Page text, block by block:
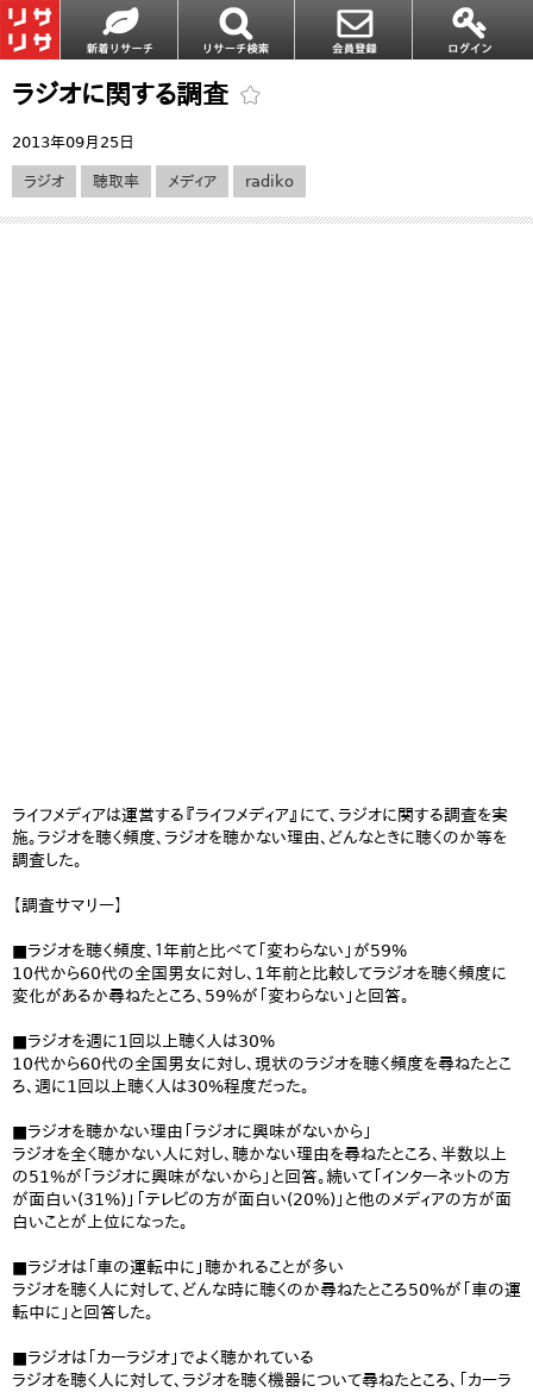
ラジオに関する調査
2013年09月25日
ラジオ 聴取率 メディア radiko
ライフメディアは運営する『ライフメディア』にて、ラジオに関する調査を実
施。ラジオを聴く頻度、ラジオを聴かない理由、どんなときに聴くのか等を
調査した。
【調査サマリー】
■ラジオを聴く頻度、１年前と比べて「変わらない」が59%
10代から60代の全国男女に対し、1年前と比較してラジオを聴く頻度に
変化があるか尋ねたところ、59%が「変わらない」と回答。
■ラジオを週に1回以上聴く人は30%
10代から60代の全国男女に対し、現状のラジオを聴く頻度を尋ねたとこ
ろ、週に1回以上聴く人は30%程度だった。
■ラジオを聴かない理由「ラジオに興味がないから」
ラジオを全く聴かない人に対し、聴かない理由を尋ねたところ、半数以上
の51%が「ラジオに興味がないから」と回答。続いて「インターネットの方
が面白い(31%)」「テレビの方が面白い(20%)」と他のメディアの方が面
白いことが上位になった。
■ラジオは「車の運転中に」聴かれることが多い
ラジオを聴く人に対して、どんな時に聴くのか尋ねたところ50%が「車の運
転中に」と回答した。
■ラジオは「カーラジオ」でよく聴かれている
ラジオを聴く人に対して、ラジオを聴く機器について尋ねたところ、「カーラ